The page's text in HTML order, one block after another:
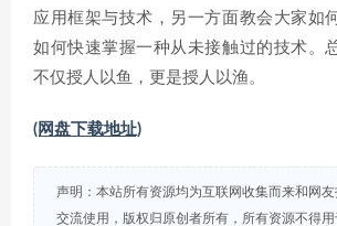
应用框架与技术，另一方面教会大家如
如何快速掌握一种从未接触过的技术。
不仅授人以鱼，更是授人以渔。
(网盘下载地址)
声明：本站所有资源均为互联网收集而来和网友
交流使用，版权归原创者所有，所有资源不得